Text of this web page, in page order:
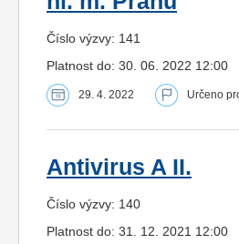
Číslo výzvy: 141
Platnost do: 30. 06. 2022 12:00
29. 4. 2022 Určeno
Antivirus A II.
Číslo výzvy: 140
Platnost do: 31. 12. 2021 12:00